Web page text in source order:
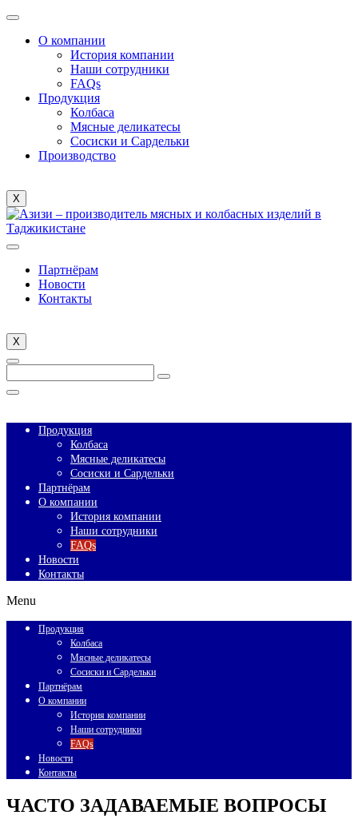
О компании
История компании
Наши сотрудники
FAQs
Продукция
Колбаса
Мясные деликатесы
Сосиски и Сардельки
Производство
X
Партнёрам
Новости
Контакты
X
Enter
Keyword
for:
Search
Close
Продукция
Колбаса
Мясные деликатесы
Сосиски и Сардельки
Партнёрам
О компании
История компании
Наши сотрудники
FAQs
Новости
Контакты
Menu
Продукция
Колбаса
Мясные деликатесы
Сосиски и Сардельки
Партнёрам
О компании
История компании
Наши сотрудники
FAQs
Новости
Контакты
ЧАСТО ЗАДАВАЕМЫЕ ВОПРОСЫ